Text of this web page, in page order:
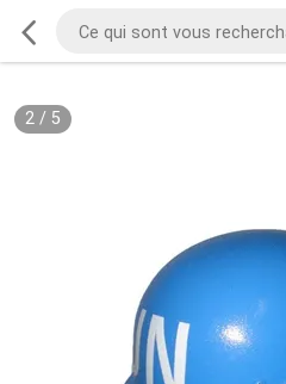
2/ 5